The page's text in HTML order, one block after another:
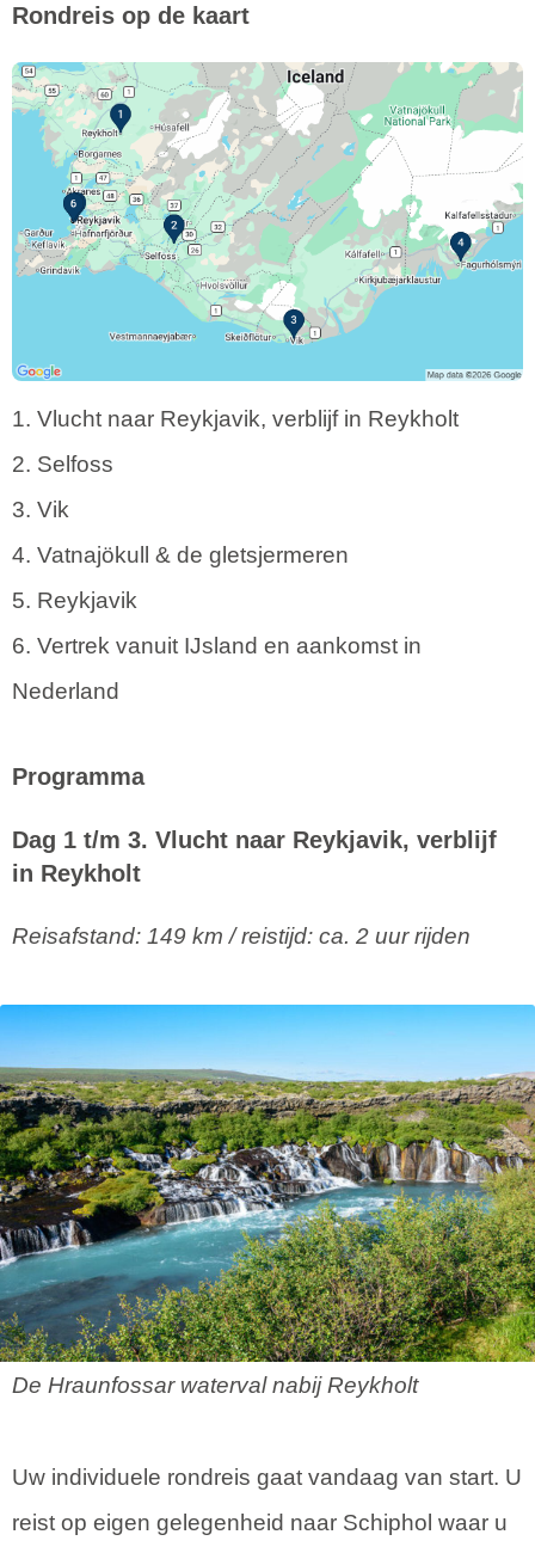
Rondreis op de kaart
1. Vlucht naar Reykjavik, verblijf in Reykholt
2. Selfoss
3. Vik
4. Vatnajökull & de gletsjermeren
5. Reykjavik
6. Vertrek vanuit IJsland en aankomst in
Nederland
Programma
Dag 1 t/m 3. Vlucht naar Reykjavik, verblijf
in Reykholt
Reisafstand: 149 km / reistijd: ca. 2 uur rijden
De Hraunfossar waterval nabij Reykholt
Uw individuele rondreis gaat vandaag van start. U
reist op eigen gelegenheid naar Schiphol waar u